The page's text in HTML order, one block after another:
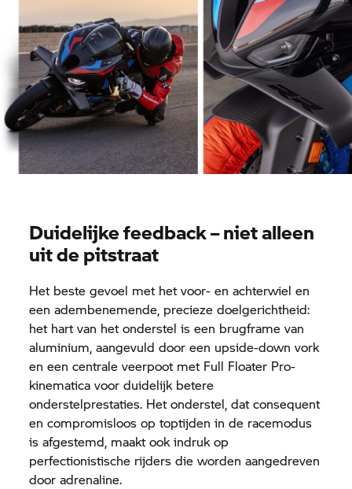
Duidelijke feedback – niet alleen
uit de pitstraat
Het beste gevoel met het voor- en achterwiel en
een adembenemende, precieze doelgerichtheid:
het hart van het onderstel is een brugframe van
aluminium, aangevuld door een upside-down vork
en een centrale veerpoot met Full Floater Pro-
kinematica voor duidelijk betere
onderstelprestaties. Het onderstel, dat consequent
en compromisloos op toptijden in de racemodus
is afgestemd, maakt ook indruk op
perfectionistische rijders die worden aangedreven
door adrenaline.